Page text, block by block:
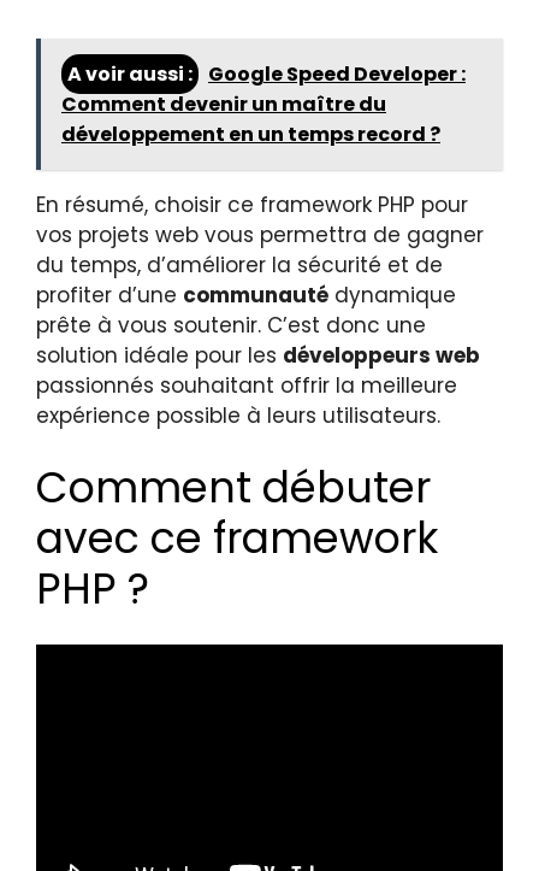
A voir aussi :
Google Speed Developer :
Comment devenir un maître du
développement en un temps record ?
En résumé, choisir ce framework PHP pour
vos projets web vous permettra de gagner
du temps, d’améliorer la sécurité et de
profiter d’une communauté dynamique
prête à vous soutenir. C’est donc une
solution idéale pour les développeurs web
passionnés souhaitant offrir la meilleure
expérience possible à leurs utilisateurs.
Comment débuter
avec ce framework
PHP ?